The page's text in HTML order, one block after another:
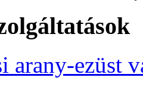
arany-ezüst